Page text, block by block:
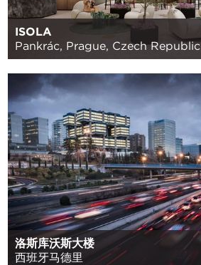
ISOLA
Pankrác, Prague, Czech Republic
洛斯库沃斯大楼
西班牙马德里